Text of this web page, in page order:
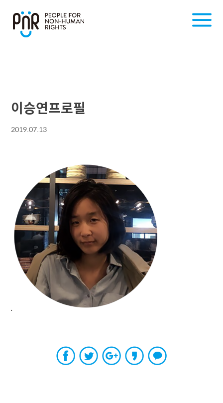
이승연프로필
2019.07.13